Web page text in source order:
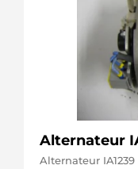
Alternateur
Alternateur IA1239